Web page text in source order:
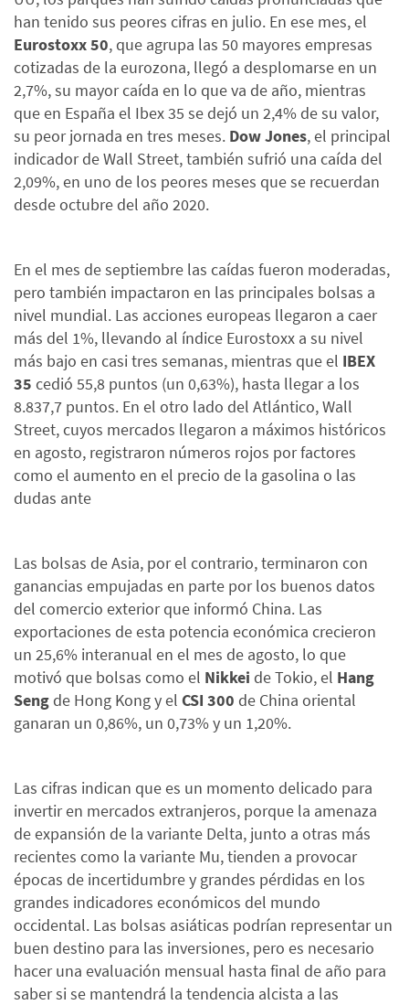
han tenido sus peores cifras en julio. En ese mes, el
Eurostoxx 50, que agrupa las 50 mayores empresas
cotizadas de la eurozona, llegó a desplomarse en un
2,7%, su mayor caída en lo que va de año, mientras
que en España el Ibex 35 se dejó un 2,4% de su valor,
su peor jornada en tres meses. Dow Jones, el principal
indicador de Wall Street, también sufrió una caída del
2,09%, en uno de los peores meses que se recuerdan
desde octubre del año 2020.
En el mes de septiembre las caídas fueron moderadas,
pero también impactaron en las principales bolsas a
nivel mundial. Las acciones europeas llegaron a caer
más del 1%, llevando al índice Eurostoxx a su nivel
más bajo en casi tres semanas, mientras que el IBEX
35 cedió 55,8 puntos (un 0,63%), hasta llegar a los
8.837,7 puntos. En el otro lado del Atlántico, Wall
Street, cuyos mercados llegaron a máximos históricos
en agosto, registraron números rojos por factores
como el aumento en el precio de la gasolina o las
dudas ante
Las bolsas de Asia, por el contrario, terminaron con
ganancias empujadas en parte por los buenos datos
del comercio exterior que informó China. Las
exportaciones de esta potencia económica crecieron
un 25,6% interanual en el mes de agosto, lo que
motivó que bolsas como el Nikkei de Tokio, el Hang
Sengde Hong Kong y el CSI 300 de China oriental
ganaran un 0,86%, un 0,73% y un 1,20%.
Las cifras indican que es un momento delicado para
invertir en mercados extranjeros, porque la amenaza
de expansión de la variante Delta, junto a otras más
recientes como la variante Mu, tienden a provocar
épocas de incertidumbre y grandes pérdidas en los
grandes indicadores económicos del mundo
occidental. Las bolsas asiáticas podrían representar un
buen destino para las inversiones, pero es necesario
hacer una evaluación mensual hasta final de año para
saber si se mantendrá la tendencia alcista a las